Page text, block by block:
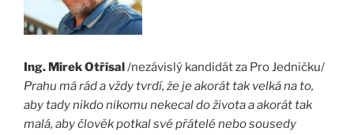
Ing. Mirek Otřísal/nezávislý kandidát za Pro Jedničku/
Prahu má rád a vždy tvrdí, že je akorát tak velká na to,
aby tady nikdo nikomu nekecal do života a akorát tak
malá, aby člověk potkal své přátelé nebo sousedy